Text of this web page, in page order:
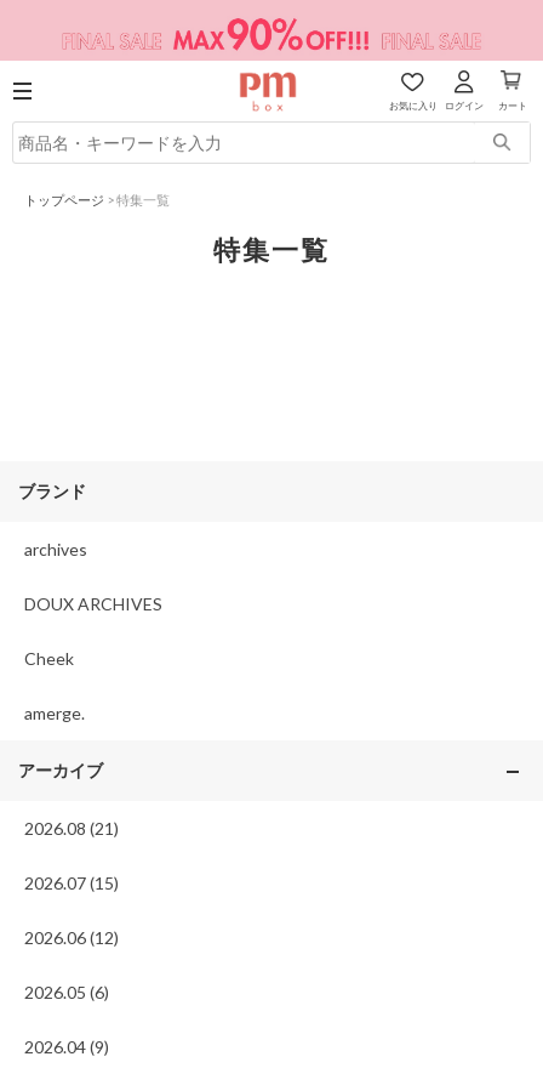
お気に入り ログイン カート
トップページ >特集一覧
特集一覧
ブランド
archives
DOUX ARCHIVES
Cheek
amerge.
アーカイブ
2026.08 (21)
2026.07 (15)
2026.06 (12)
2026.05 (6)
2026.04 (9)